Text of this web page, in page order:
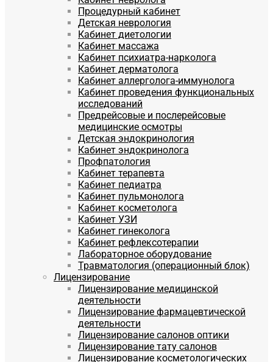
Процедурный кабинет
Детская неврология
Кабинет диетологии
Кабинет массажа
Кабинет психиатра-нарколога
Кабинет дерматолога
Кабинет аллерголога-иммунолога
Кабинет проведения функциональных
исследований
Предрейсовые и послерейсовые
медицинские осмотры
Детская эндокринология
Кабинет эндокринолога
Профпатология
Кабинет терапевта
Кабинет педиатра
Кабинет пульмонолога
Кабинет косметолога
Кабинет УЗИ
Кабинет гинеколога
Кабинет рефлексотерапии
Лабораторное оборудование
Травматология (операционный блок)
Лицензирование
Лицензирование медицинской
деятельности
Лицензирование фармацевтической
деятельности
Лицензирование салонов оптики
Лицензирование тату салонов
Лицензирование косметологических